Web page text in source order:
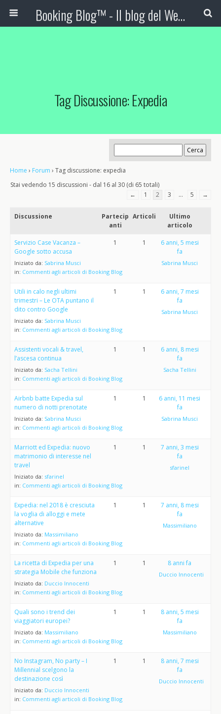
Booking Blog™ - Il blog del Web Marketing Turistico
Tag Discussione: Expedia
Home › Forum › Tag discussione: expedia
Stai vedendo 15 discussioni - dal 16 al 30 (di 65 totali)
←
1 2 3 … 5 →
Discussione
Partecip
anti
Articoli
Ultimo
articolo
Servizio Case Vacanza –
Google sotto accusa
Iniziato da: Sabrina Musci
in: Commenti agli articoli di Booking Blog
1 1
6 anni, 5 mesi
fa
Sabrina Musci
Utili in calo negli ultimi
trimestri – Le OTA puntano il
dito contro Google
Iniziato da: Sabrina Musci
in: Commenti agli articoli di Booking Blog
1 1
6 anni, 7 mesi
fa
Sabrina Musci
Assistenti vocali & travel,
l’ascesa continua
Iniziato da: Sacha Tellini
in: Commenti agli articoli di Booking Blog
1 1
6 anni, 8 mesi
fa
Sacha Tellini
Airbnb batte Expedia sul
numero di notti prenotate
Iniziato da: Sabrina Musci
in: Commenti agli articoli di Booking Blog
1 1
6 anni, 11 mesi
fa
Sabrina Musci
Marriott ed Expedia: nuovo
matrimonio di interesse nel
travel
Iniziato da: sfarinel
in: Commenti agli articoli di Booking Blog
1 1
7 anni, 3 mesi
fa
sfarinel
Expedia: nel 2018 è cresciuta
la voglia di alloggi e mete
alternative
Iniziato da: Massimiliano
in: Commenti agli articoli di Booking Blog
1 1
7 anni, 8 mesi
fa
Massimiliano
La ricetta di Expedia per una
strategia Mobile che funziona
Iniziato da: Duccio Innocenti
in: Commenti agli articoli di Booking Blog
1 1 8 anni fa
Duccio Innocenti
Quali sono i trend dei
viaggiatori europei?
Iniziato da: Massimiliano
in: Commenti agli articoli di Booking Blog
1 1
8 anni, 5 mesi
fa
Massimiliano
No Instagram, No party – I
Millennial scelgono la
destinazione così
Iniziato da: Duccio Innocenti
in: Commenti agli articoli di Booking Blog
1 1
8 anni, 7 mesi
fa
Duccio Innocenti